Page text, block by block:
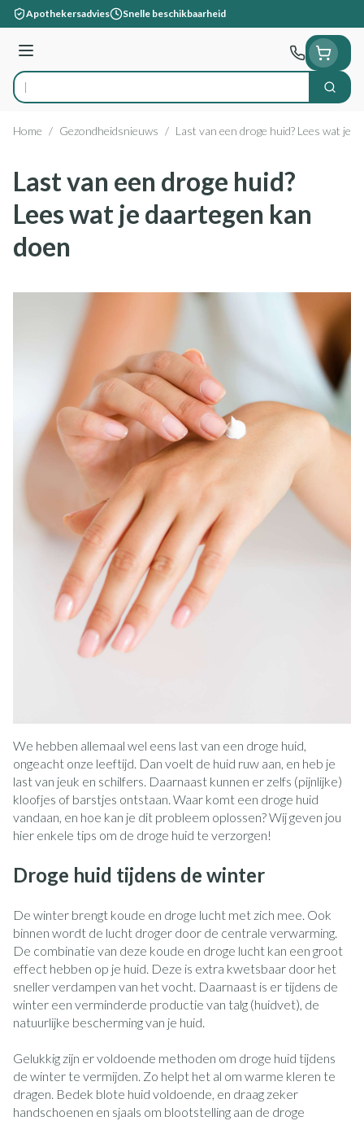
Ga naar de inhoud
Apothekersadvies Snelle beschikbaarheid
Menu
Product, merk, categorie... Zoek
Home / Gezondheidsnieuws / Last van een droge huid? Lees wat je
Last van een droge huid?
Lees wat je daartegen kan
doen
We hebben allemaal wel eens last van een droge huid,
ongeacht onze leeftijd. Dan voelt de huid ruw aan, en heb je
last van jeuk en schilfers. Daarnaast kunnen er zelfs (pijnlijke)
kloofjes of barstjes ontstaan. Waar komt een droge huid
vandaan, en hoe kan je dit probleem oplossen? Wij geven jou
hier enkele tips om de droge huid te verzorgen!
Droge huid tijdens de winter
De winter brengt koude en droge lucht met zich mee. Ook
binnen wordt de lucht droger door de centrale verwarming.
De combinatie van deze koude en droge lucht kan een groot
effect hebben op je huid. Deze is extra kwetsbaar door het
sneller verdampen van het vocht. Daarnaast is er tijdens de
winter een verminderde productie van talg (huidvet), de
natuurlijke bescherming van je huid.
Gelukkig zijn er voldoende methoden om droge huid tijdens
de winter te vermijden. Zo helpt het al om warme kleren te
dragen. Bedek blote huid voldoende, en draag zeker
handschoenen en sjaals om blootstelling aan de droge